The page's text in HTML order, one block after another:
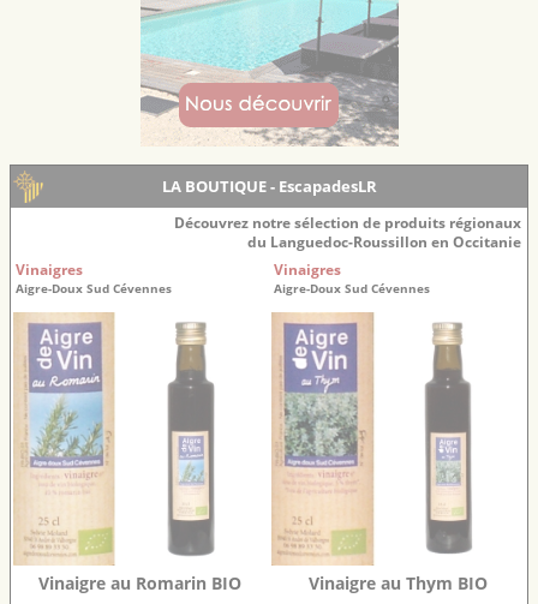
LA BOUTIQUE - EscapadesLR
Découvrez notre sélection de produits régionaux
du Languedoc-Roussillon en Occitanie
Vinaigres
Aigre-Doux Sud Cévennes
Vinaigre au Romarin BIO
Vinaigres
Aigre-Doux Sud Cévennes
Vinaigre au Thym BIO